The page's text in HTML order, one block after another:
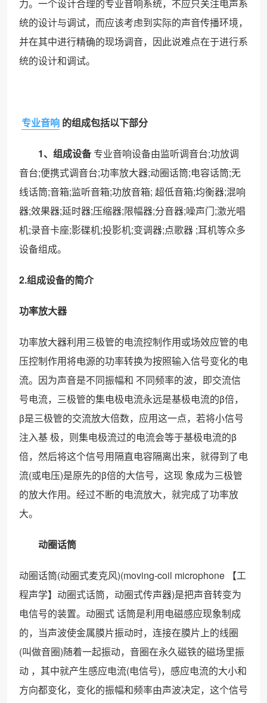
力。一个设计合理的专业音响系统，不应只关注电声系
统的设计与调试，而应该考虑到实际的声音传播环境，
并在其中进行精确的现场调音，因此说难点在于进行系
统的设计和调试。
专业音响 的组成包括以下部分
1、组成设备专业音响设备由监听调音台;功放调
音台;便携式调音台;功率放大器;动圈话筒;电容话筒;无
线话筒;音箱;监听音箱;功放音箱; 超低音箱;均衡器;混响
器;效果器;延时器;压缩器;限幅器;分音器;噪声门;激光唱
机;录音卡座;影碟机;投影机;变调器;点歌器 ;耳机等众多
设备组成。
2.组成设备的简介
功率放大器
功率放大器利用三极管的电流控制作用或场效应管的电
压控制作用将电源的功率转换为按照输入信号变化的电
流。因为声音是不同振幅和 不同频率的波，即交流信
号电流，三极管的集电极电流永远是基极电流的β倍，
β是三极管的交流放大倍数，应用这一点，若将小信号
注入基 极，则集电极流过的电流会等于基极电流的β
倍，然后将这个信号用隔直电容隔离出来，就得到了电
流(或电压)是原先的β倍的大信号，这现 象成为三极管
的放大作用。经过不断的电流放大，就完成了功率放
大。
动圈话筒
动圈话筒(动圈式麦克风)(moving-coil microphone 【工
程声学】动圈式话筒，动圈式传声器)是把声音转变为
电信号的装置。动圈式 话筒是利用电磁感应现象制成
的，当声波使金属膜片振动时，连接在膜片上的线圈
(叫做音圈)随着一起振动，音圈在永久磁铁的磁场里振
动 ，其中就产生感应电流(电信号)，感应电流的大小和
方向都变化，变化的振幅和频率由声波决定，这个信号